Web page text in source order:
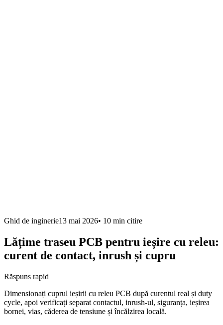
Ghid de inginerie13 mai 2026• 10 min citire
Lățime traseu PCB pentru ieșire cu releu:
curent de contact, inrush și cupru
Răspuns rapid
Dimensionați cuprul ieșirii cu releu PCB după curentul real și duty
cycle, apoi verificați separat contactul, inrush-ul, siguranța, ieșirea
bornei, vias, căderea de tensiune și încălzirea locală.